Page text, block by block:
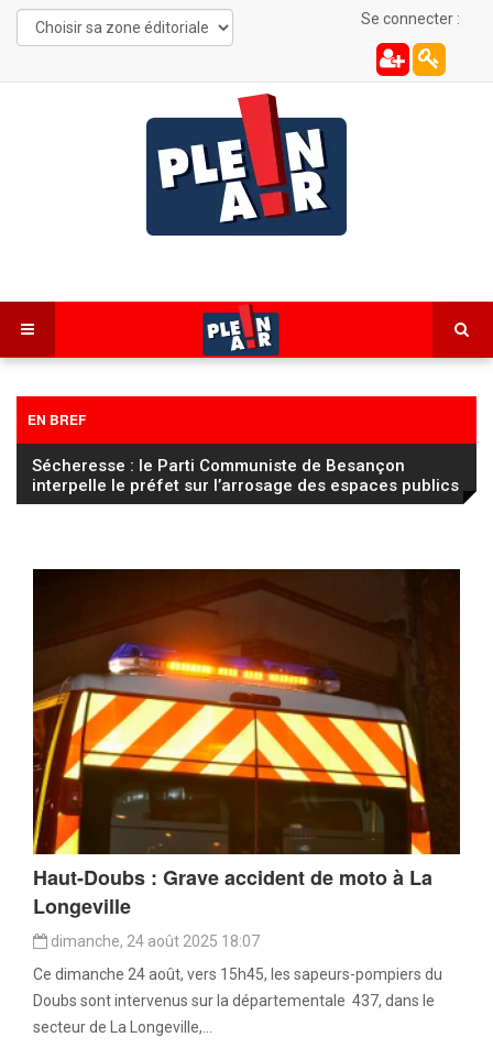
Se connecter :
EN BREF
Sécheresse : le Parti Communiste de Besançon
interpelle le préfet sur l’arrosage des espaces publics
Haut-Doubs : Grave accident de moto à La
Longeville
dimanche, 24 août 2025 18:07
Ce dimanche 24 août, vers 15h45, les sapeurs-pompiers du
Doubs sont intervenus sur la départementale 437, dans le
secteur de La Longeville,...